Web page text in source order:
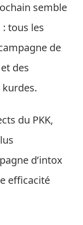
semble
: tous les
de
des
du PKK,
d’intox
efficacité